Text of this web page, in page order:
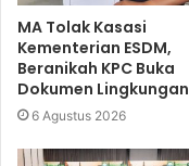
MA Tolak Kasasi
Kementerian ESDM,
Beranikah KPC Buka
Dokumen Lingkungan
6 Agustus 2026